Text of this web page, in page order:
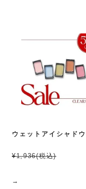
ウェットアイシャドウ
¥1,936(税込)
→